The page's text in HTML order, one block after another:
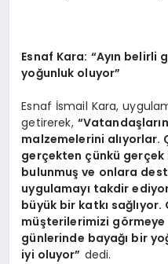
Esnaf Kara: “Ayın belirli
yoğunluk oluyor”
Esnaf İsmail Kara,
getirerek,
malzemelerini alıyorlar.
gerçekten çünkü
bulunmuş ve onlara
uygulamayı takdir
büyük bir katkı
müşterilerimizi görmeye
günlerinde bayağı bir
iyi oluyor” dedi.